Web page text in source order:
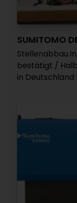
SUMITOMO
Stellenabbau
bestätigt /
in Deutschland